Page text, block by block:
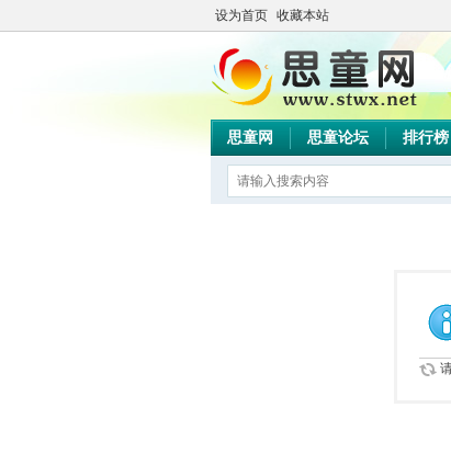
设为首页 收藏本站
思童网 思童论坛 排行榜